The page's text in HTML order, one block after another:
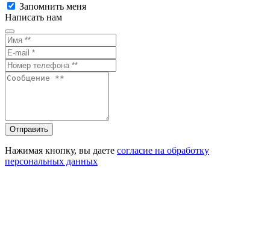
Запомнить меня
Написать нам
Отправить
Нажимая кнопку, вы даете согласие на обработку
персональных данных